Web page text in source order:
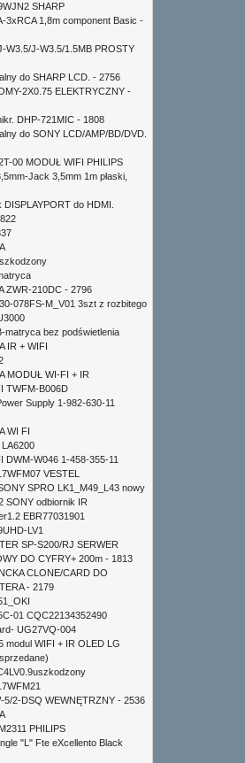
SHARP
3xRCA 1,8m component Basic -
W3.5/J-W3.5/1.5MB PROSTY
do SHARP LCD. - 2756
2X0.75 ELEKTRYCZNY -
DHP-721MIC - 1808
do SONY LCD/AMP/BD/DVD.
00 MODUŁ WIFI PHILIPS
Jack 3,5mm 1m płaski,
do HDMI.
ZWR-210DC - 2796
078FS-M_V01 3szt z rozbitego
matryca bez podświetlenia
IR + WIFI
MODUŁ WI-FI + IR
TWFM-B006D
Supply 1-982-630-11
WI FI
LA6200
DWM-W046 1-458-355-11
VESTEL
SPRO LK1_M49_L43 nowy
SONY odbiornik IR
EBR77031901
LV1
SP-S200/RJ SERWER
DO CYFRY+ 200m - 1813
CLONE/CARD DO
- 2179
01 CQC22134352490
UG27VQ-004
modul WIFI + IR OLED LG
5/2-DSQ WEWNĘTRZNY - 2536
PHILIPS
"L" Fte eXcellento Black